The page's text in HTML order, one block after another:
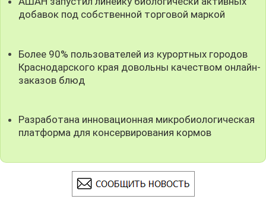
добавок под собственной торговой маркой
Более 90% пользователей из курортных городов
Краснодарского края довольны качеством онлайн-
заказов блюд
Разработана инновационная микробиологическая
платформа для консервирования кормов